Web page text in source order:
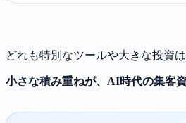
どれも特別なツールや大きな投資
小さな積み重ねが、AI時代の集客